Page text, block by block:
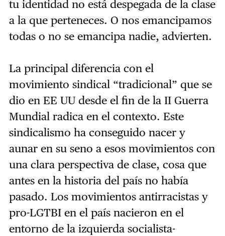
tu identidad no está despegada de la clase
a la que perteneces. O nos emancipamos
todas o no se emancipa nadie, advierten.
La principal diferencia con el
movimiento sindical “tradicional” que se
dio en EE UU desde el fin de la II Guerra
Mundial radica en el contexto. Este
sindicalismo ha conseguido nacer y
aunar en su seno a esos movimientos con
una clara perspectiva de clase, cosa que
antes en la historia del país no había
pasado. Los movimientos antirracistas y
pro-LGTBI en el país nacieron en el
entorno de la izquierda socialista-